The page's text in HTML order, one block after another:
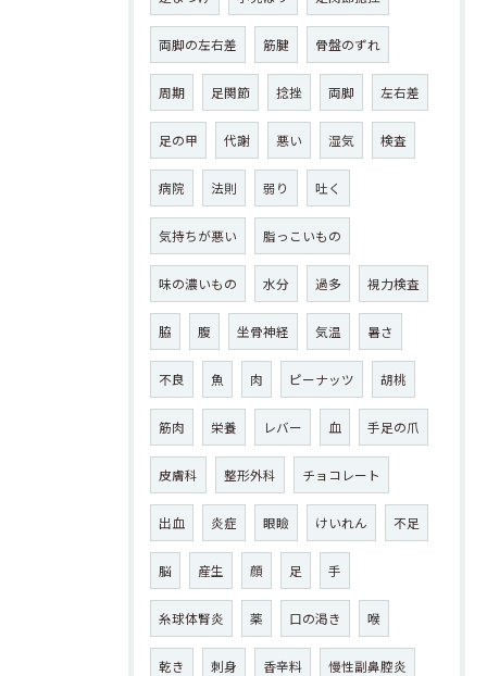
両脚の左右差 筋腱 骨盤のずれ
周期 足関節 捻挫 両脚 左右差
足の甲 代謝 悪い 湿気 検査
病院 法則 弱り 吐く
気持ちが悪い 脂っこいもの
味の濃いもの 水分 過多 視力検査
脇 腹 坐骨神経 気温 暑さ
不良 魚 肉 ピーナッツ 胡桃
筋肉 栄養 レバー 血 手足の爪
皮膚科 整形外科 チョコレート
出血 炎症 眼瞼 けいれん 不足
脳 産生 顔 足 手
糸球体腎炎 薬 口の渇き 喉
乾き 刺身 香辛料 慢性副鼻腔炎